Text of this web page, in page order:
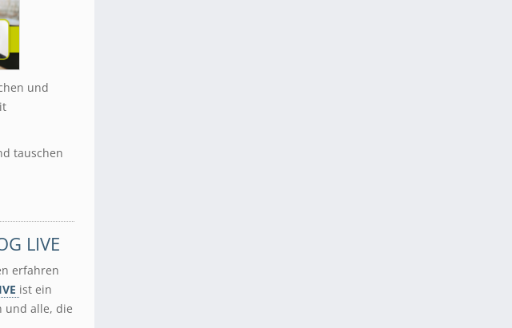
und
tauschen
LIVE
erfahren
ist ein
und alle, die